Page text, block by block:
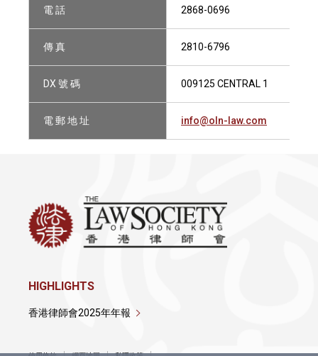
電 話 2868-0696
傳 真 2810-6796
DX 號 碼 009125 CENTRAL 1
電 郵 地 址 info@oln-law.com
HIGHLIGHTS
香港律師會2025年年報